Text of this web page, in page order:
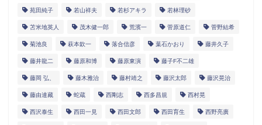
苑田純子 若山祥夫 若杉アキラ 若林理砂
苫米地英人 茂木健一郎 荒濱一 菅原道仁 菅野結希
菊池良 萩本欽一 落合信彦 葉石かおり 藤井久子
藤井龍二 藤原和博 藤原東演 藤子F不二雄
藤岡 弘、 藤木雅治 藤村靖之 藤沢太郎 藤沢晃治
藤由達藏 蛇蔵 西剛志 西多昌規 西村晃
西沢泰生 西田一見 西田文郎 西田育生 西野亮廣